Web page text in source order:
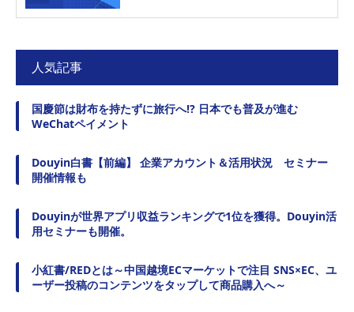
人気記事
国慶節は財布を持たずに旅行へ!? 日本でも普及が進む
WeChatペイメント
Douyin白書【前編】 企業アカウント＆活用状況 セミナー
開催情報も
Douyinが世界アプリ収益ランキングで1位を獲得。Douyin活
用セミナーも開催。
小紅書/REDとは～中国越境ECマーケットで注目 SNS×EC、ユ
ーザー投稿のコンテンツをタップして商品購入へ～